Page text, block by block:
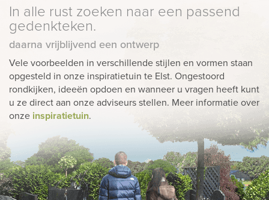
In alle rust zoeken naar een passend
gedenkteken.
daarna vrijblijvend een ontwerp
Vele voorbeelden in verschillende stijlen en vormen staan
opgesteld in onze inspiratietuin te Elst. Ongestoord
rondkijken, ideeën opdoen en wanneer u vragen heeft kunt
u ze direct aan onze adviseurs stellen. Meer informatie over
onze inspiratietuin.